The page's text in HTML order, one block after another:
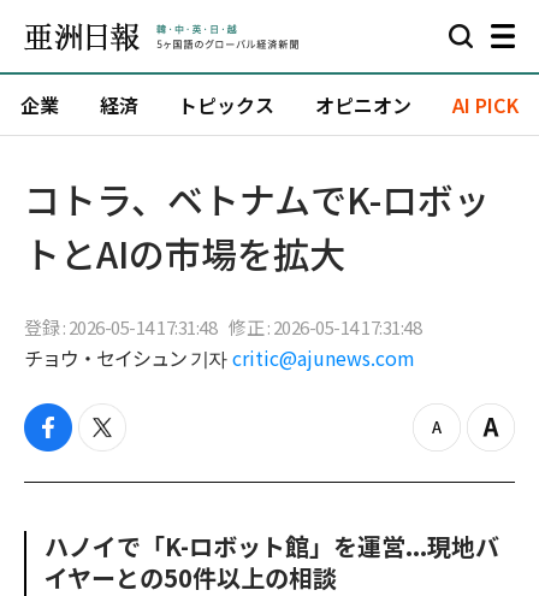
企業 経済 トピックス オピニオン AI PICK
コトラ、ベトナムでK-ロボッ
トとAIの市場を拡大
登録 : 2026-05-14 17:31:48 修正 : 2026-05-14 17:31:48
チョウ・セイシュン 기자 critic@ajunews.com
f
c
o
o
t
i
e
r
z
o
u
Z
o
n
ハノイで「K-ロボット館」を運営...現地バ
イヤーとの50件以上の相談